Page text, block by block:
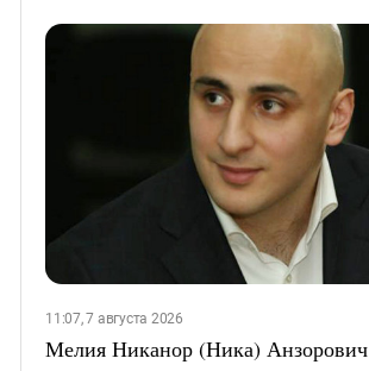
11:07, 7 августа 2026
Мелия Никанор (Ника) Анзорович